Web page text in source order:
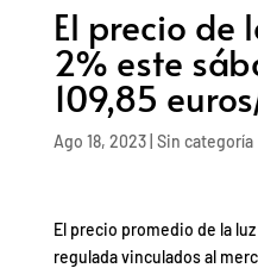
El precio de
2% este
109,85
Ago 18, 2023| Sin categoría
El precio promedio de la
regulada vinculados al